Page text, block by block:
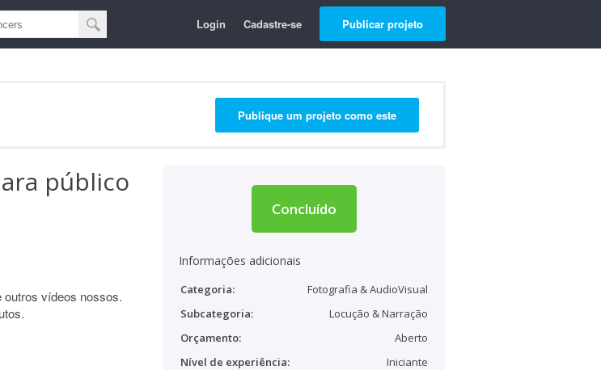
Login Cadastre-se Publicar projeto
Publique um projeto como este
público
outros vídeos nossos.
Concluído
Informações adicionais
Categoria:
Fotografia & AudioVisual
Subcategoria:
Locução & Narração
Orçamento:
Aberto
Nível de experiência:
Iniciante